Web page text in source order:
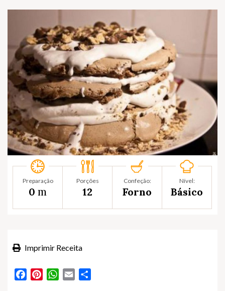
Preparação
0 m
Porções
12
Confeção:
Forno
Nível:
Básico
Imprimir Receita
FacebookPinterestWhatsApp
Email